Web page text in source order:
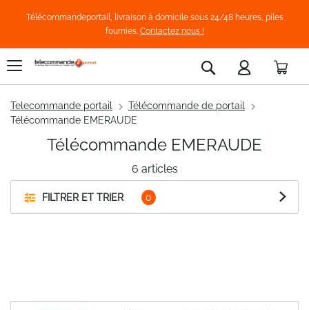
Télécommandeportail, livraison à domicile sous 24/48 heures, piles
fournies. Contactez nous !
Rechercher
Telecommande portail
Télécommande de portail
Télécommande EMERAUDE
FILTRER ET TRIER
6 articles
Télécommande EMERAUDE